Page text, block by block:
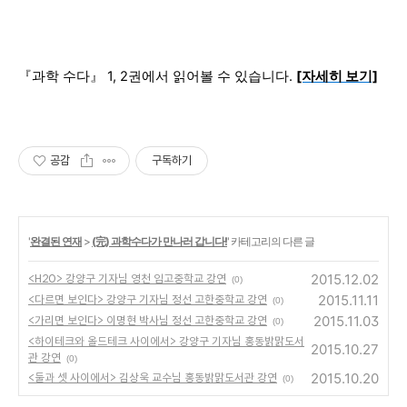
『과학 수다』 1, 2권에서 읽어볼 수 있습니다. [자세히 보기]
공감 구독하기
'완결된 연재 > (完) 과학수다가 만나러 갑니다!' 카테고리의 다른 글
<H2O> 강양구 기자님 영천 임고중학교 강연 (0) 2015.12.02
<다르면 보인다> 강양구 기자님 정선 고한중학교 강연 (0) 2015.11.11
<가리면 보인다> 이명현 박사님 정선 고한중학교 강연 (0) 2015.11.03
<하이테크와 올드테크 사이에서> 강양구 기자님 홍동밝맑도서
관 강연
(0)
2015.10.27
<둘과 셋 사이에서> 김상욱 교수님 홍동밝맑도서관 강연 (0) 2015.10.20